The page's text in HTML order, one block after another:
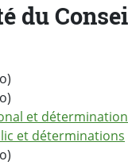
du
et
et déterminations